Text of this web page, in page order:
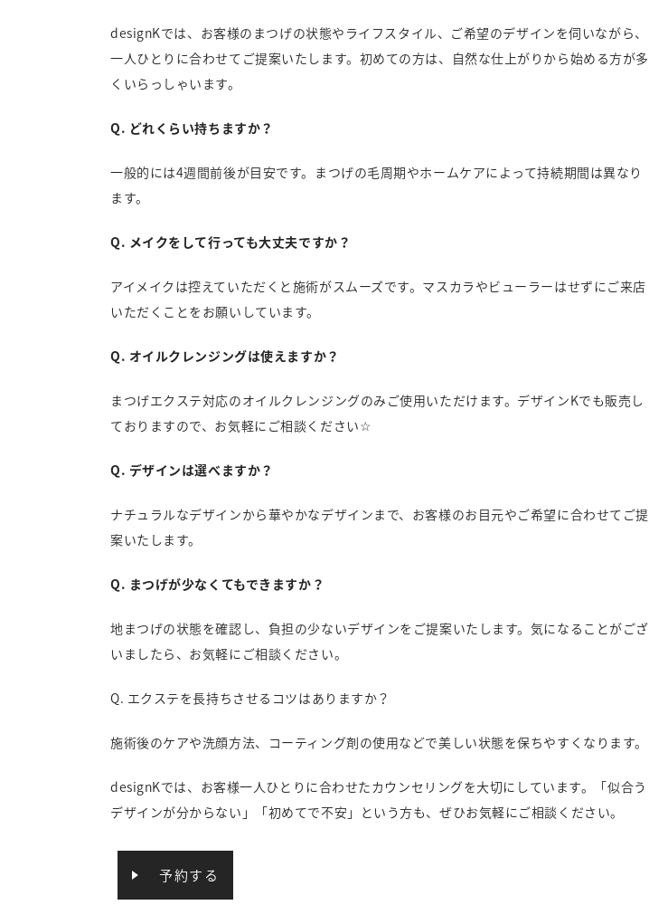
designKでは、お客様のまつげの状態やライフスタイル、ご希望のデザインを伺いながら、
一人ひとりに合わせてご提案いたします。初めての方は、自然な仕上がりから始める方が多
くいらっしゃいます。
Q. どれくらい持ちますか？
一般的には4週間前後が目安です。まつげの毛周期やホームケアによって持続期間は異なり
ます。
Q. メイクをして行っても大丈夫ですか？
アイメイクは控えていただくと施術がスムーズです。マスカラやビューラーはせずにご来店
いただくことをお願いしています。
Q. オイルクレンジングは使えますか？
まつげエクステ対応のオイルクレンジングのみご使用いただけます。デザインKでも販売し
ておりますので、お気軽にご相談ください☆
Q. デザインは選べますか？
ナチュラルなデザインから華やかなデザインまで、お客様のお目元やご希望に合わせてご提
案いたします。
Q. まつげが少なくてもできますか？
地まつげの状態を確認し、負担の少ないデザインをご提案いたします。気になることがござ
いましたら、お気軽にご相談ください。
Q. エクステを長持ちさせるコツはありますか？
施術後のケアや洗顔方法、コーティング剤の使用などで美しい状態を保ちやすくなります。
designKでは、お客様一人ひとりに合わせたカウンセリングを大切にしています。「似合う
デザインが分からない」「初めてで不安」という方も、ぜひお気軽にご相談ください。
予約する